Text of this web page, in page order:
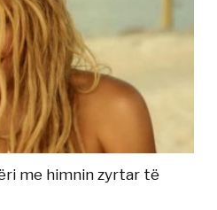
me himnin zyrtar të